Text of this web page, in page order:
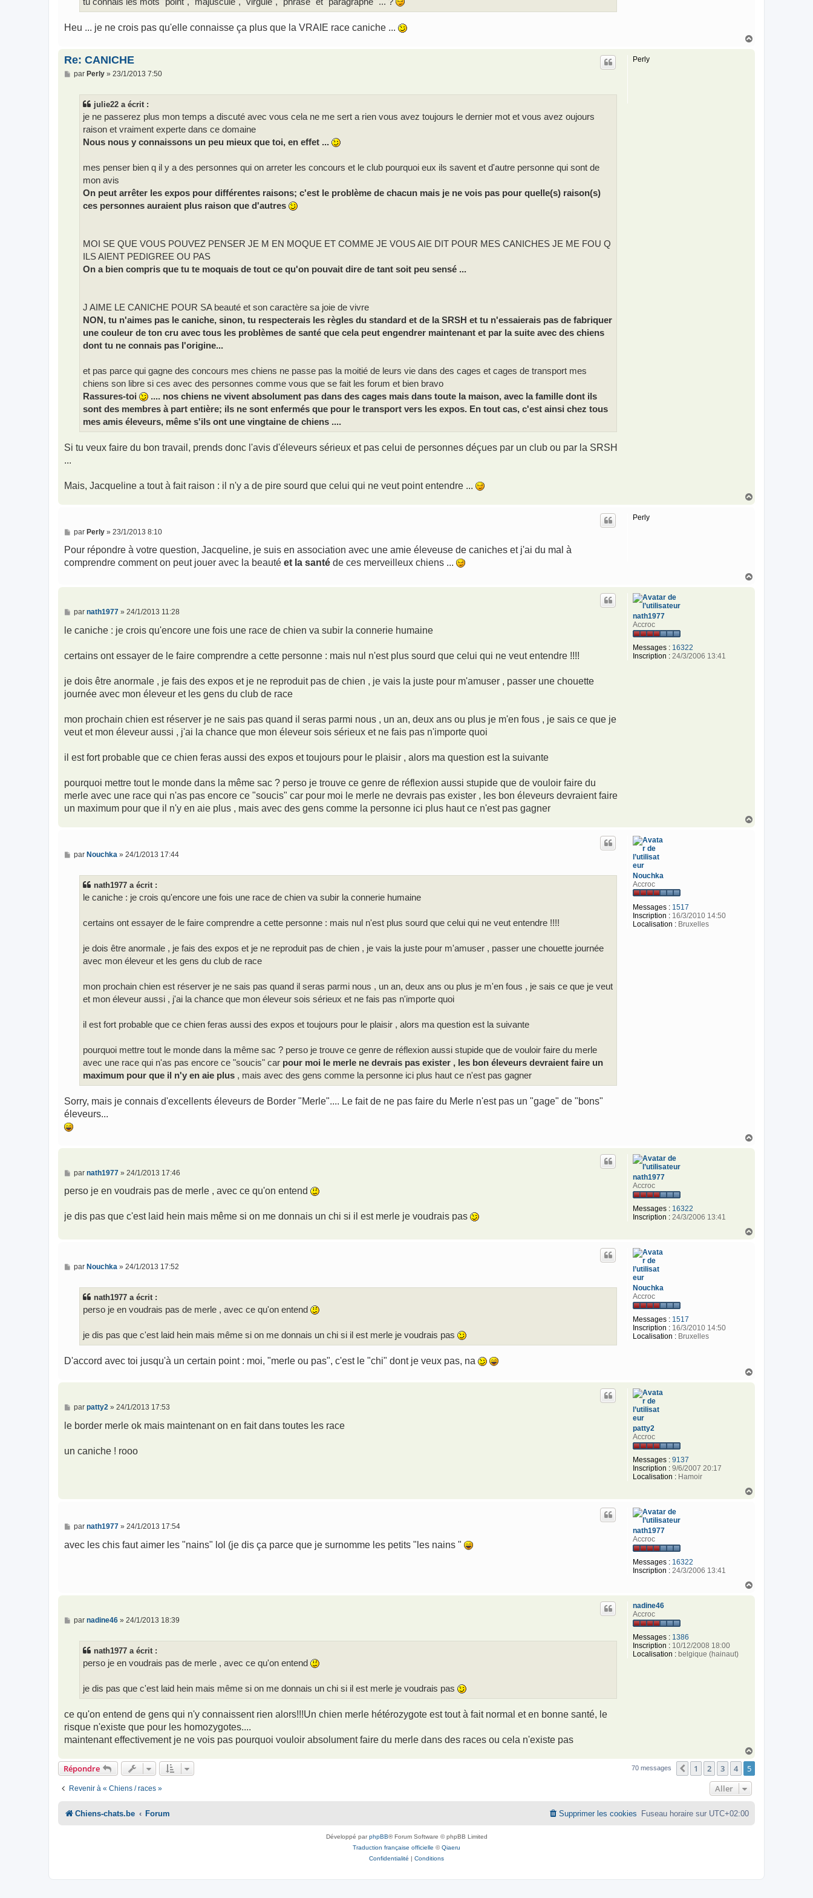
Heu ... je ne crois pas qu'elle connaisse ça plus que la VRAIE race caniche ...
Perly
Re: CANICHE
M
par Perly» 23/1/2013 7:50
julie22 a écrit :
je ne passerez plus mon temps a discuté avec vous cela ne me sert a rien vous avez toujours le dernier mot et vous avez oujours
raison et vraiment experte dans ce domaine
Nous nous y connaissons un peu mieux que toi, en effet ...
mes penser bien q il y a des personnes qui on arreter les concours et le club pourquoi eux ils savent et d'autre personne qui sont de
mon avis
On peut arrêter les expos pour différentes raisons; c'est le problème de chacun mais je ne vois pas pour quelle(s) raison(s)
ces personnes auraient plus raison que d'autres
MOI SE QUE VOUS POUVEZ PENSER JE M EN MOQUE ET COMME JE VOUS AIE DIT POUR MES CANICHES JE ME FOU Q
ILS AIENT PEDIGREE OU PAS
On a bien compris que tu te moquais de tout ce qu'on pouvait dire de tant soit peu sensé ...
J AIME LE CANICHE POUR SA beauté et son caractère sa joie de vivre
NON, tu n'aimes pas le caniche, sinon, tu respecterais les règles du standard et de la SRSH et tu n'essaierais pas de fabriquer
une couleur de ton cru avec tous les problèmes de santé que cela peut engendrer maintenant et par la suite avec des chiens
dont tu ne connais pas l'origine...
et pas parce qui gagne des concours mes chiens ne passe pas la moitié de leurs vie dans des cages et cages de transport mes
chiens son libre si ces avec des personnes comme vous que se fait les forum et bien bravo
Rassures-toi
.... nos chiens ne vivent absolument pas dans des cages mais dans toute la maison, avec la famille dont ils
sont des membres à part entière; ils ne sont enfermés que pour le transport vers les expos. En tout cas, c'est ainsi chez tous
mes amis éleveurs, même s'ils ont une vingtaine de chiens ....
Si tu veux faire du bon travail, prends donc l'avis d'éleveurs sérieux et pas celui de personnes déçues par un club ou par la SRSH
...
Mais, Jacqueline a tout à fait raison : il n'y a de pire sourd que celui qui ne veut point entendre ...
Perly
M
s
a
par Perly» 23/1/2013 8:10
Pour répondre à votre question, Jacqueline, je suis en association avec une amie éleveuse de caniches et j'ai du mal à
comprendre comment on peut jouer avec la beauté et la santé de ces merveilleux chiens ...
nath1977
Accroc
Messages : 16322
Inscription : 24/3/2006 13:41
M
s
g
par nath1977» 24/1/2013 11:28
le caniche : je crois qu'encore une fois une race de chien va subir la connerie humaine
certains ont essayer de le faire comprendre a cette personne : mais nul n'est plus sourd que celui qui ne veut entendre !!!!
je dois être anormale , je fais des expos et je ne reproduit pas de chien , je vais la juste pour m'amuser , passer une chouette
journée avec mon éleveur et les gens du club de race
mon prochain chien est réserver je ne sais pas quand il seras parmi nous , un an, deux ans ou plus je m'en fous , je sais ce que je
veut et mon éleveur aussi , j'ai la chance que mon éleveur sois sérieux et ne fais pas n'importe quoi
il est fort probable que ce chien feras aussi des expos et toujours pour le plaisir , alors ma question est la suivante
pourquoi mettre tout le monde dans la même sac ? perso je trouve ce genre de réflexion aussi stupide que de vouloir faire du
merle avec une race qui n'as pas encore ce "soucis" car pour moi le merle ne devrais pas exister , les bon éleveurs devraient faire
un maximum pour que il n'y en aie plus , mais avec des gens comme la personne ici plus haut ce n'est pas gagner
Nouchka
Accroc
Messages : 1517
Inscription : 16/3/2010 14:50
Localisation : Bruxelles
M
par Nouchka» 24/1/2013 17:44
nath1977 a écrit :
le caniche : je crois qu'encore une fois une race de chien va subir la connerie humaine
certains ont essayer de le faire comprendre a cette personne : mais nul n'est plus sourd que celui qui ne veut entendre !!!!
je dois être anormale , je fais des expos et je ne reproduit pas de chien , je vais la juste pour m'amuser , passer une chouette journée
avec mon éleveur et les gens du club de race
mon prochain chien est réserver je ne sais pas quand il seras parmi nous , un an, deux ans ou plus je m'en fous , je sais ce que je veut
et mon éleveur aussi , j'ai la chance que mon éleveur sois sérieux et ne fais pas n'importe quoi
il est fort probable que ce chien feras aussi des expos et toujours pour le plaisir , alors ma question est la suivante
pourquoi mettre tout le monde dans la même sac ? perso je trouve ce genre de réflexion aussi stupide que de vouloir faire du merle
avec une race qui n'as pas encore ce "soucis" car pour moi le merle ne devrais pas exister , les bon éleveurs devraient faire un
maximum pour que il n'y en aie plus , mais avec des gens comme la personne ici plus haut ce n'est pas gagner
Sorry, mais je connais d'excellents éleveurs de Border "Merle".... Le fait de ne pas faire du Merle n'est pas un "gage" de "bons"
éleveurs...
nath1977
Accroc
Messages : 16322
Inscription : 24/3/2006 13:41
M
s
g
par nath1977» 24/1/2013 17:46
perso je en voudrais pas de merle , avec ce qu'on entend
je dis pas que c'est laid hein mais même si on me donnais un chi si il est merle je voudrais pas
Nouchka
Accroc
Messages : 1517
Inscription : 16/3/2010 14:50
Localisation : Bruxelles
M
par Nouchka» 24/1/2013 17:52
nath1977 a écrit :
perso je en voudrais pas de merle , avec ce qu'on entend
je dis pas que c'est laid hein mais même si on me donnais un chi si il est merle je voudrais pas
D'accord avec toi jusqu'à un certain point : moi, "merle ou pas", c'est le "chi" dont je veux pas, na
patty2
Accroc
Messages : 9137
Inscription : 9/6/2007 20:17
Localisation : Hamoir
M
s
g
par patty2» 24/1/2013 17:53
le border merle ok mais maintenant on en fait dans toutes les race
un caniche ! rooo
nath1977
Accroc
Messages : 16322
Inscription : 24/3/2006 13:41
M
s
par nath1977» 24/1/2013 17:54
avec les chis faut aimer les "nains" lol (je dis ça parce que je surnomme les petits "les nains "
nadine46
Accroc
Messages : 1386
Inscription : 10/12/2008 18:00
Localisation : belgique (hainaut)
M
par nadine46» 24/1/2013 18:39
nath1977 a écrit :
perso je en voudrais pas de merle , avec ce qu'on entend
je dis pas que c'est laid hein mais même si on me donnais un chi si il est merle je voudrais pas
ce qu'on entend de gens qui n'y connaissent rien alors!!!Un chien merle hétérozygote est tout à fait normal et en bonne santé, le
risque n'existe que pour les homozygotes....
maintenant effectivement je ne vois pas pourquoi vouloir absolument faire du merle dans des races ou cela n'existe pas
t
Répondre 70 messages Précédent
1 2 3 4 5
Revenir à « Chiens / races » Aller
Chiens-chats.be Forum Fuseau horaire sur UTC+02:00
Supprimer les cookies
Développé parphpBB® Forum Software © phpBB Limited
Traduction française officielle ©Qiaeru
Confidentialité | Conditions